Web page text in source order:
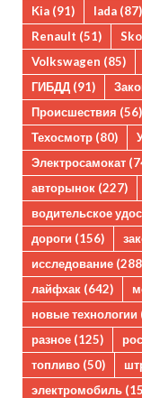
Kia (91) lada (87)
Renault (51)
Volkswagen (85)
ГИБДД (91)
Происшествия (56)
Техосмотр (80)
Электросамокат
авторынок (227)
водительское
дороги (156)
исследование
лайфхак (642)
новые технологии
разное (125)
топливо (50)
электромобиль